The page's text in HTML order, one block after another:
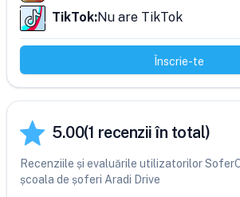
TikTok:Nu are TikTok
Înscrie-te
5.00(1 recenzii în total)
Recenziile și evaluările utilizatorilor
școala de șoferi Aradi Drive